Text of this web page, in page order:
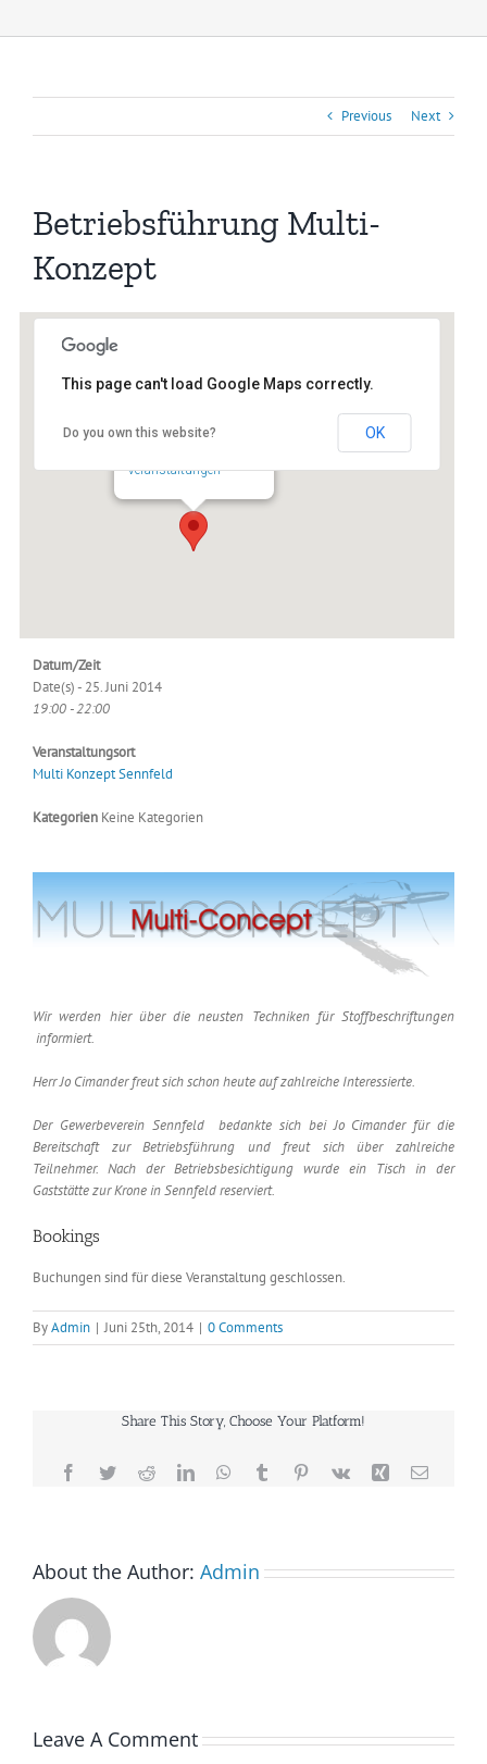
Previous Next
Betriebsführung Multi-
Konzept
Multi Konzept Sennfeld
Veranstaltungen
This page can't load Google Maps correctly.
Do you own this website? OK
Datum/Zeit
Date(s) - 25. Juni 2014
19:00 - 22:00
Veranstaltungsort
Multi Konzept Sennfeld
Kategorien Keine Kategorien
Wir werden hier über die neusten Techniken für Stoffbeschriftungen
informiert.
Herr Jo Cimander freut sich schon heute auf zahlreiche Interessierte.
Der Gewerbeverein Sennfeld bedankte sich bei Jo Cimander für die
Bereitschaft zur Betriebsführung und freut sich über zahlreiche
Teilnehmer. Nach der Betriebsbesichtigung wurde ein Tisch in der
Gaststätte zur Krone in Sennfeld reserviert.
Bookings
Buchungen sind für diese Veranstaltung geschlossen.
ByAdmin | Juni 25th, 2014 | 0 Comments
Share This Story, Choose Your Platform!
Facebook
TwitterRedditLinkedInWhatsApp
TumblrPinterest
Vk Xing Email
About the Author: Admin
Leave A Comment